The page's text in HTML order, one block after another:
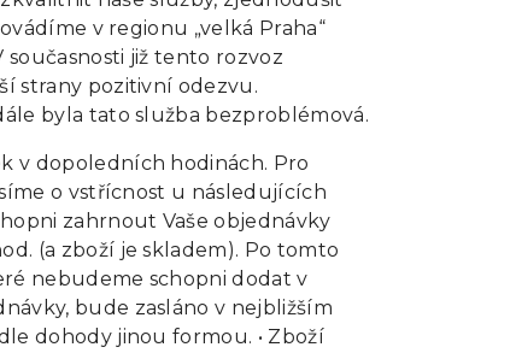
v regionu „velká Praha“
již tento rozvoz
strany pozitivní odezvu.
byla tato služba bezproblémová.
v dopoledních hodinách. Pro
o vstřícnost u následujících
zahrnout Vaše objednávky
(a zboží je skladem). Po tomto
nebudeme schopni dodat v
bude zasláno v nejbližším
dohody jinou formou. • Zboží